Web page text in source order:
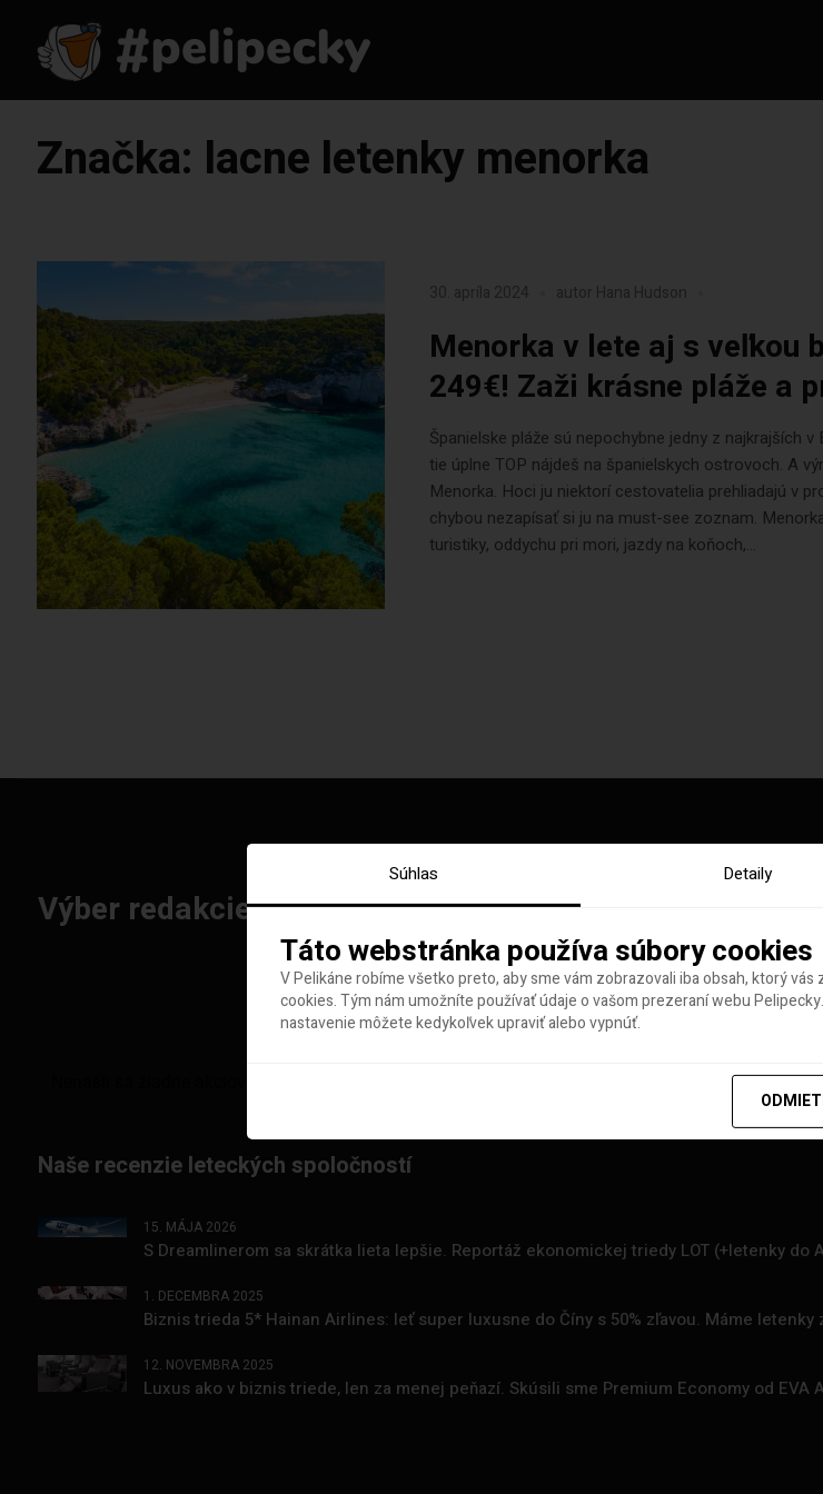
Značka: lacne letenky menorka
30. apríla 2024 autor Hana Hudson
Menorka v lete aj s veľkou
249€! Zaži krásne pláže a
Španielske pláže sú nepochybne jedny z najkrajších
tie úplne TOP nájdeš na španielskych ostrovoch. A
Menorka. Hoci ju niektorí cestovatelia prehliadajú v
chybou nezapísať si ju na must-see zoznam.
turistiky, oddychu pri mori, jazdy na koňoch,...
Výber redakcie: Najlepšie letenky tohto týždňa
Naše recenzie leteckých spoločností
15. MÁJA 2026
S Dreamlinerom sa skrátka lieta lepšie. Reportáž ekonomickej triedy LOT (+letenky do
1. DECEMBRA 2025
Biznis trieda 5* Hainan Airlines: leť super luxusne do Číny s 50% zľavou. Máme letenky
12. NOVEMBRA 2025
Luxus ako v biznis triede, len za menej peňazí. Skúsili sme Premium Economy od EVA
Súhlas Detaily
Táto webstránka používa súbory cookies
V Pelikáne robíme všetko preto, aby sme vám zobrazovali iba obsah, ktorý
cookies. Tým nám umožníte používať údaje o vašom prezeraní webu
nastavenie môžete kedykoľvek upraviť alebo vypnúť.